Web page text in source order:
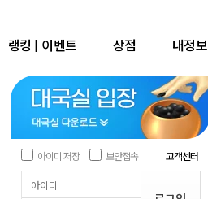
랭킹 | 이벤트 상점 내정보
아이디 저장 보안접속 고객센터